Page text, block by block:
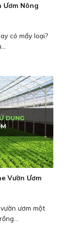
Ươm Nông
có mấy loại?
Vườn Ươm
ươm một